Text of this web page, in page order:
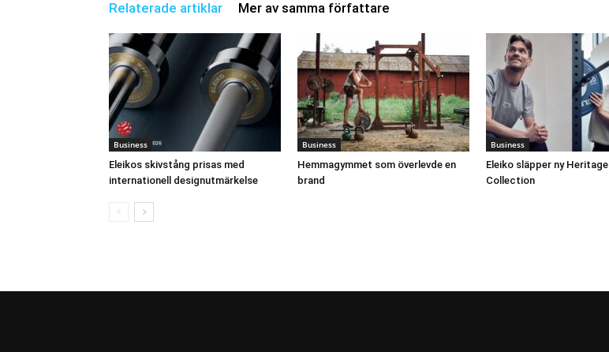
Relaterade artiklar Mer av samma författare
Business
Eleikos skivstång prisas med
internationell designutmärkelse
Business
Hemmagymmet som överlevde en
brand
Business
Eleiko släpper ny Heritage
Collection